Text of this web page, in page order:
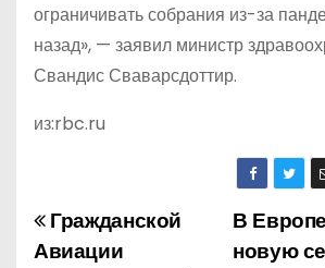
ограничивать собрания из-за
назад», — заявил министр
Свандис Сваварсдоттир.
из:rbc.ru
Н
В
новую
Гражданской
Авиации